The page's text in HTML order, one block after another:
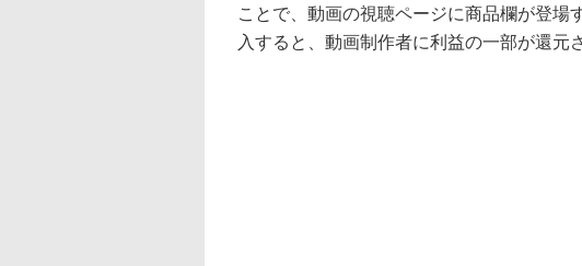
ことで、動画の視聴ページに商品欄が登場
入すると、動画制作者に利益の一部が還元